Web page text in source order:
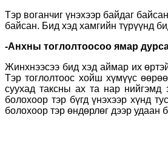
Тэр воганчиг үнэхээр байдаг
байсан. Бид хэд хамгийн түрүүнд
-Анхны тоглолтоосоо ямар
Жинхнээсээ бид хэд аймар их
Тэр тоглолтоос хойш хүмүүс
суухад таксны ах та нар нийгэмд
болохоор тэр бүгд үнэхээр хүнд
болохоор тэр өндөрлөг дээр удаан